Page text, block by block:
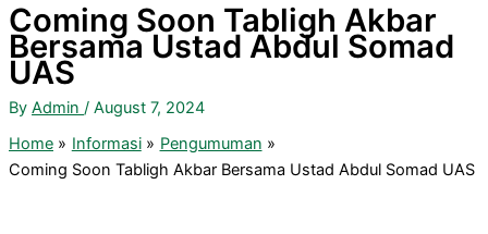
Coming Soon Tabligh Akbar
Bersama Ustad Abdul Somad
UAS
By Admin / August 7, 2024
Home
Informasi
Pengumuman
Coming Soon Tabligh Akbar Bersama Ustad Abdul Somad UAS